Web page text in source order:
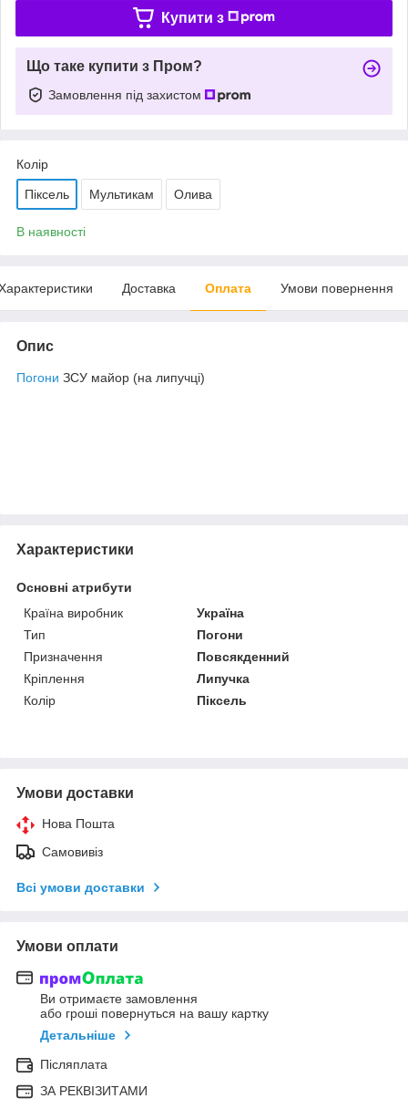
Купити з
Що таке купити з Пром?
Замовлення під захистом
Колір
Піксель Мультикам Олива
В наявності
Доставка Оплата Умови повернення
Опис
Погони ЗСУ майор (на липучці)
Характеристики
Основні атрибути
Країна виробник
Україна
Тип
Погони
Призначення
Повсякденний
Кріплення
Липучка
Колір
Піксель
Умови доставки
Нова Пошта
Самовивіз
Всі умови доставки
Умови оплати
Ви отримаєте замовлення
або гроші повернуться на вашу картку
Детальніше
Післяплата
ЗА РЕКВІЗИТАМИ